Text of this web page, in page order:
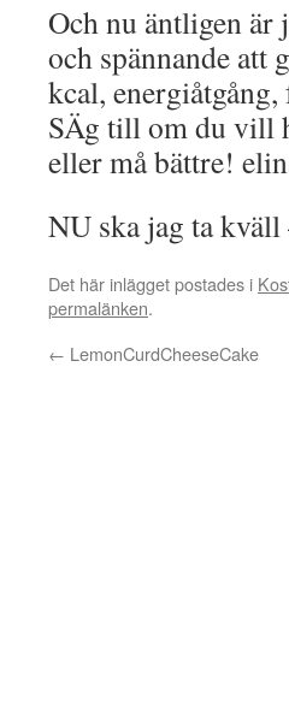
Och nu äntligen är
och spännande att
kcal,
SÄg till om du vill
eller må bättre!
NU ska jag ta kväll
Det här inlägget postades i
permalänken.
← LemonCurdCheeseCake